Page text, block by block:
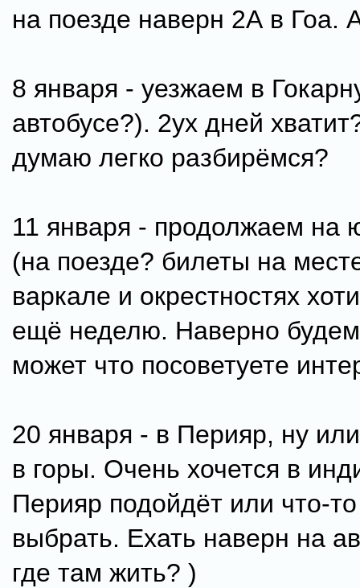
на поезде наверн 2А в Гоа.
8 января - уезжаем в
автобусе?). 2ух дней
думаю легко разбирёмся?
11 января - продолжаем на
(на поезде? билеты на
варкале и окрестностях
ещё неделю. Наверно
может что посоветуете
20 января - в Перияр, ну
в горы. Очень хочется в
Перияр подойдёт или что-
выбрать. Ехать наверн на
где там жить? )